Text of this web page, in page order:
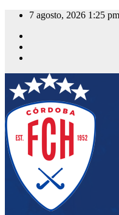
Saltar
contenido
7 agosto, 2026 1:25 pm